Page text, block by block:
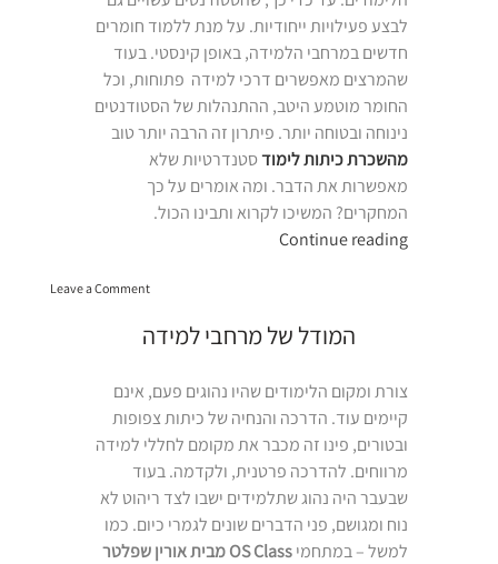
לבצע פעילויות ייחודיות. על מנת ללמוד חומרים
חדשים במרחבי הלמידה, באופן קינסטי. בעוד
שהמרצים מאפשרים דרכי למידה פתוחות, וכל
החומר מוטמע היטב, ההתנהלות של הסטודנטים
נינוחה ובטוחה יותר. פיתרון זה הרבה יותר טוב
מהשכרת כיתות לימודסטנדרטיות שלא
מאפשרות את הדבר. ומה אומרים על כך
המחקרים? המשיכו לקרוא ותבינו הכול.
Continue reading“מרחבי
Leave a Commenton
לסטודנטים
המודל של מרחבי למידה
צורת ומקום הלימודים שהיו נהוגים פעם, אינם
קיימים עוד. הדרכה והנחיה של כיתות צפופות
ובטורים, פינו זה מכבר את מקומם לחללי למידה
מרווחים. להדרכה פרטנית, ולקדמה. בעוד
שבעבר היה נהוג שתלמידים ישבו לצד ריהוט לא
נוח ומגושם, פני הדברים שונים לגמרי כיום. כמו
למשל – במתחמי OS Class מבית אורין שפלטר